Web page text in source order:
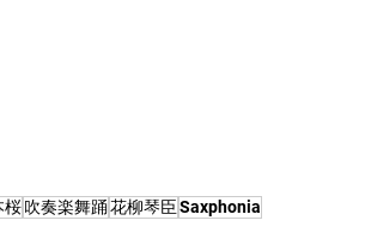
桜吹奏楽舞踊花柳琴臣Saxphonia